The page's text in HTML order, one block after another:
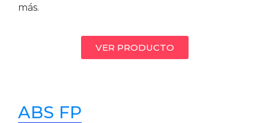
más.
VER PRODUCTO
ABS FP